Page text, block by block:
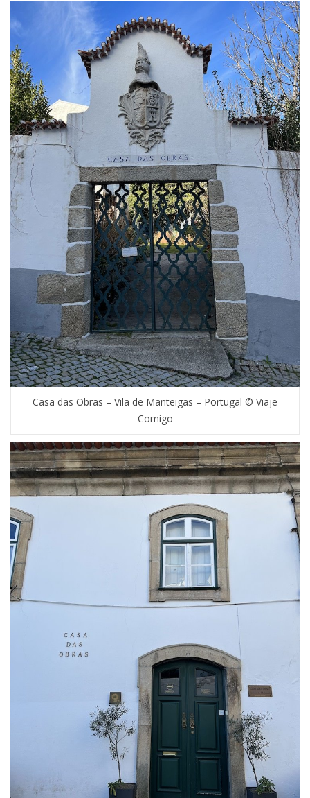
Casa das Obras – Vila de Manteigas – Portugal © Viaje
Comigo